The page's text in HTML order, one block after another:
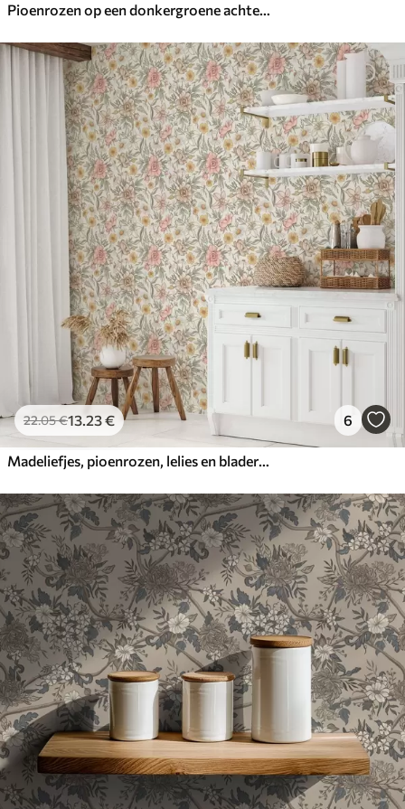
Pioenrozen op een donkergroene achtergrond
22.05€13.23€ 6
Madeliefjes, pioenrozen, lelies en bladeren in delicate kleuren